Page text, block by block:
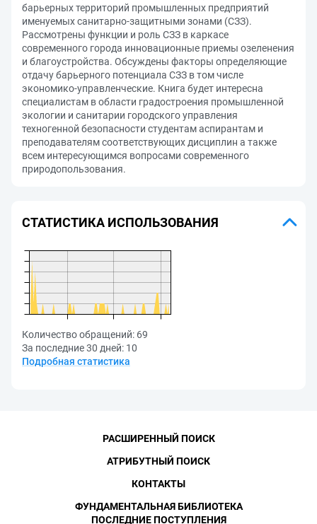
барьерных территорий промышленных предприятий
именуемых санитарно-защитными зонами (СЗЗ).
Рассмотрены функции и роль СЗЗ в каркасе
современного города инновационные приемы озеленения
и благоустройства. Обсуждены факторы определяющие
отдачу барьерного потенциала СЗЗ в том числе
экономико-управленческие. Книга будет интересна
специалистам в области градостроения промышленной
экологии и санитарии городского управления
техногенной безопасности студентам аспирантам и
преподавателям соответствующих дисциплин а также
всем интересующимся вопросами современного
природопользования.
СТАТИСТИКА ИСПОЛЬЗОВАНИЯ
Количество обращений: 69
За последние 30 дней: 10
Подробная статистика
РАСШИРЕННЫЙ ПОИСК
АТРИБУТНЫЙ ПОИСК
КОНТАКТЫ
ФУНДАМЕНТАЛЬНАЯ БИБЛИОТЕКА
ПОСЛЕДНИЕ ПОСТУПЛЕНИЯ